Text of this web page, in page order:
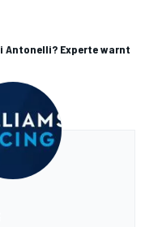
Antonelli? Experte warnt